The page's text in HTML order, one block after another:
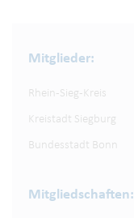
Mitglieder:
Rhein-Sieg-Kreis
Kreistadt Siegburg
Bundesstadt Bonn
Mitgliedschaften: